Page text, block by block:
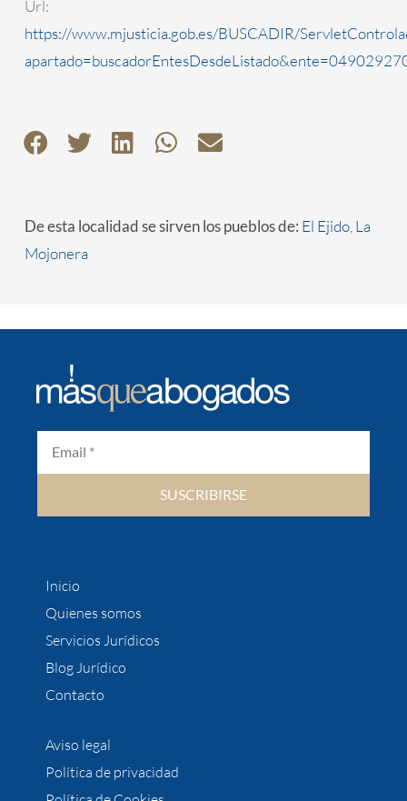
Url:
https://www.mjusticia.gob.es/BUSCADIR/
De esta localidad se sirven los pueblos de: El Ejido, La
Mojonera
SUSCRIBIRSE
Inicio
Quienes somos
Servicios Jurídicos
Blog Jurídico
Contacto
Aviso legal
Política de privacidad